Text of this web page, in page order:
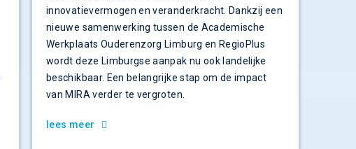
innovatievermogen en veranderkracht. Dankzij een
nieuwe samenwerking tussen de Academische
Werkplaats Ouderenzorg Limburg en RegioPlus
wordt deze Limburgse aanpak nu ook landelijke
beschikbaar. Een belangrijke stap om de impact
van MIRA verder te vergroten.
lees meer